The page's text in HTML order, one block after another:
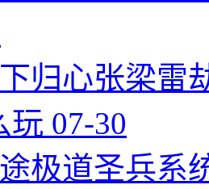
归心张梁雷
玩 07-30
极道圣兵系